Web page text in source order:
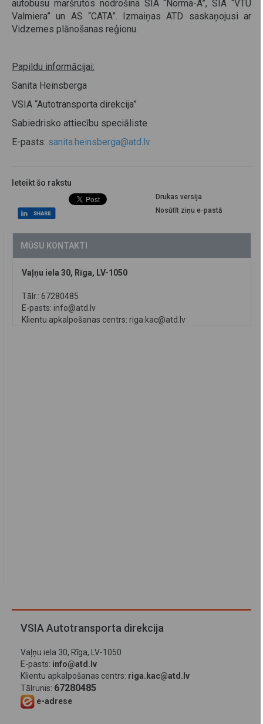
autobusu maršrutos nodrošina SIA “Norma-A”, SIA “VTU
Valmiera” un AS “CATA”. Izmaiņas ATD saskaņojusi ar
Vidzemes plānošanas reģionu.
Papildu informācijai:
Sanita Heinsberga
VSIA “Autotransporta direkcija”
Sabiedrisko attiecību speciāliste
E-pasts: sanita.heinsberga@atd.lv
Ieteikt šo rakstu
Drukas versija
Nosūtīt ziņu e-pastā
MŪSU KONTAKTI
Vaļņu iela 30, Rīga, LV-1050
Tālr.: 67280485
E-pasts: info@atd.lv
Klientu apkalpošanas centrs: riga.kac@atd.lv
VSIA Autotransporta direkcija
Vaļņu iela 30, Rīga, LV-1050
E-pasts: info@atd.lv
Klientu apkalpošanas centrs: riga.kac@atd.lv
Tālrunis: 67280485
e-adrese